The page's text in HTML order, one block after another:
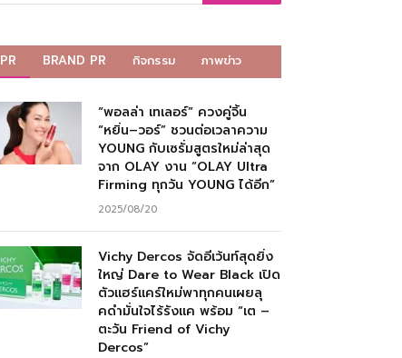
PR BRAND PR กิจกรรม ภาพข่าว
“พอลล่า เทเลอร์” ควงคู่จิ้น
“หยิ่น–วอร์” ชวนต่อเวลาความ
YOUNG กับเซรั่มสูตรใหม่ล่าสุด
จาก OLAY งาน “OLAY Ultra
Firming ทุกวัน YOUNG ได้อีก”
2025/08/20
Vichy Dercos จัดอีเว้นท์สุดยิ่ง
ใหญ่ Dare to Wear Black เปิด
ตัวแฮร์แคร์ใหม่พาทุกคนเผยลุ
คดำมั่นใจไร้รังแค พร้อม “เต –
ตะวัน Friend of Vichy
Dercos”